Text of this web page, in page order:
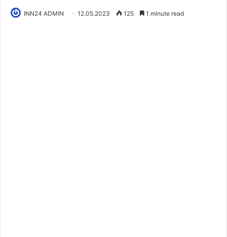
INN24 ADMIN 12.05.2023 125 1 minute read